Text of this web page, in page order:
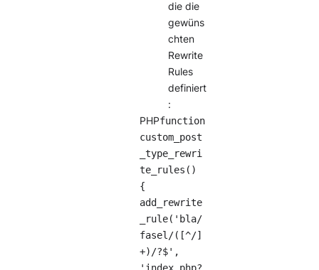
die die
gewüns
chten
Rewrite
Rules
definiert
:
PHPfunction
custom_post
_type_rewri
te_rules()
{
add_rewrite
_rule('bla/
fasel/([^/]
+)/?$',